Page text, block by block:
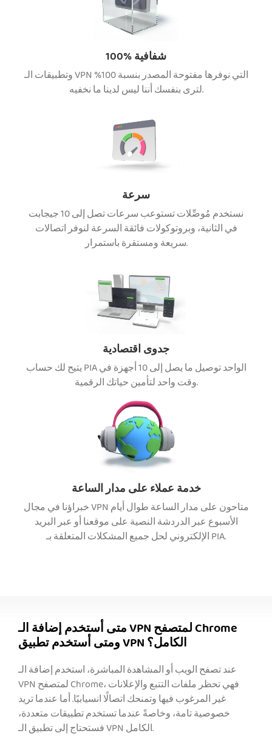
100% شفافية
وتطبيقات الـ VPN التي نوفرها مفتوحة المصدر بنسبة 100%
لترى بنفسك أننا ليس لدينا ما نخفيه.
سرعة
نستخدم مُوصِّلات تستوعب سرعات تصل إلى 10 جيجابت
في الثانية، وبروتوكولات فائقة السرعة لنوفر اتصالات
سريعة ومستقرة باستمرار.
جدوى اقتصادية
يتيح لك حساب PIA الواحد توصيل ما يصل إلى 10 أجهزة في
وقت واحد لتأمين حياتك الرقمية.
خدمة عملاء على مدار الساعة
خبراؤنا في مجال VPN متاحون على مدار الساعة طوال أيام
الأسبوع عبر الدردشة النصية على موقعنا أو عبر البريد
الإلكتروني لحل جميع المشكلات المتعلقة بـ PIA.
متى أستخدم إضافة الـ VPN لمتصفح Chrome
ومتى أستخدم تطبيق VPN الكامل؟
عند تصفح الويب أو المشاهدة المباشرة، استخدم إضافة الـ
VPN لمتصفح Chrome، فهي تحظر ملفات التتبع والإعلانات
غير المرغوب فيها وتمنحك اتصالًا انسيابيًا. أما عندما تريد
خصوصية تامة، وخاصةً عندما تستخدم تطبيقات متعددة،
فستحتاج إلى تطبيق الـ VPN الكامل.